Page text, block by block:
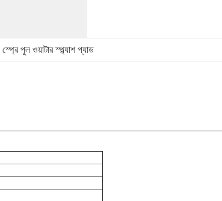
স্প্রে পুল ওয়াটার স্প্ল্যাশ প্যাড